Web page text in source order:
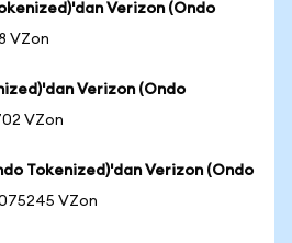
Verizon (Ondo
VZon
Verizon (Ondo
VZon
Tokenized)'dan Verizon (Ondo
VZon